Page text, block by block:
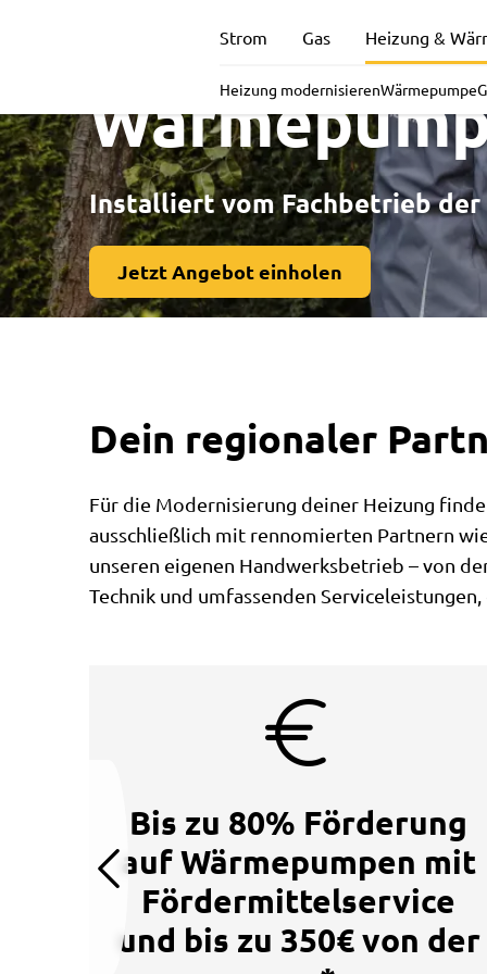
Strom Gas Heizung &
Heizung modernisierenWärmepumpe
Heizungen
Installiert vom Fachbetrieb der
Jetzt Angebot einholen
Dein regionaler
Für die Modernisierung deiner Heizung
ausschließlich mit rennomierten Partnern
unseren eigenen Handwerksbetrieb – von
Technik und umfassenden
Bis zu 80% Förderung
auf Wärmepumpen mit
Fördermittelservice
und bis zu 350€ von der